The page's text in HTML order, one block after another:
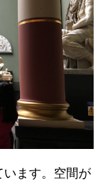
ます。空間が